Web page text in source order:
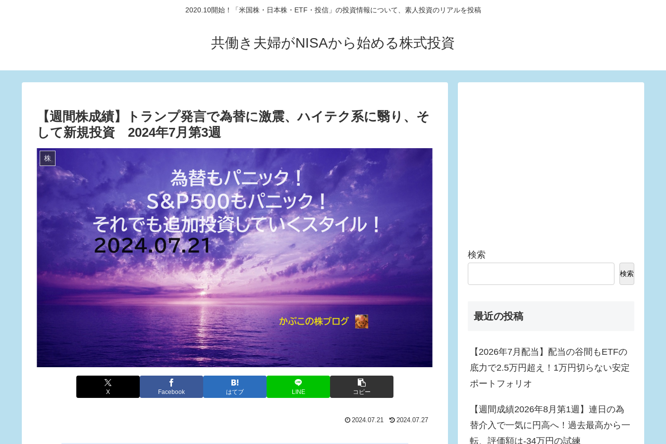
2020.10開始！「米国株・日本株・ETF・投信」の投資情報について、素人投資のリアルを投稿
共働き夫婦がNISAから始める株式投資
【週間株成績】トランプ発言で為替に激震、ハイテク系に翳り、そ
して新規投資 2024年7月第3週
株
X Facebook はてブ LINE コピー
2024.07.21 2024.07.27
検索
検索
最近の投稿
【2026年7月配当】配当の谷間もETFの
底力で2.5万円超え！1万円切らない安定
ポートフォリオ
【週間成績2026年8月第1週】連日の為
替介入で一気に円高へ！過去最高から一
転、評価額は-34万円の試練